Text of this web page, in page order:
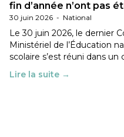
fin d’année n’ont pas
30 juin 2026 - National
Le 30 juin 2026, le dernier
Ministériel de l’Éducation
scolaire s’est réuni dans
Lire la suite →